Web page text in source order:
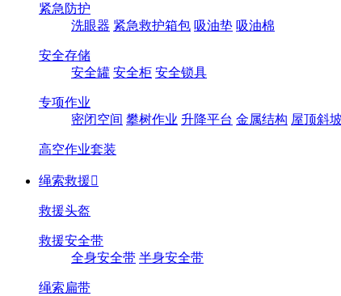
紧急防护
洗眼器 紧急救护箱包 吸油垫 吸油棉
安全存储
安全罐 安全柜 安全锁具
专项作业
密闭空间 攀树作业 升降平台 金属结构 屋顶斜
高空作业套装
绳索救援
救援头盔
救援安全带
全身安全带 半身安全带
绳索扁带